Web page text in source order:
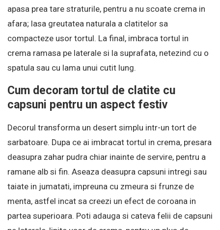
apasa prea tare straturile, pentru a nu scoate crema in
afara; lasa greutatea naturala a clatitelor sa
compacteze usor tortul. La final, imbraca tortul in
crema ramasa pe laterale si la suprafata, netezind cu o
spatula sau cu lama unui cutit lung.
Cum decoram tortul de clatite cu
capsuni pentru un aspect festiv
Decorul transforma un desert simplu intr-un tort de
sarbatoare. Dupa ce ai imbracat tortul in crema, presara
deasupra zahar pudra chiar inainte de servire, pentru a
ramane alb si fin. Aseaza deasupra capsuni intregi sau
taiate in jumatati, impreuna cu zmeura si frunze de
menta, astfel incat sa creezi un efect de coroana in
partea superioara. Poti adauga si cateva felii de capsuni